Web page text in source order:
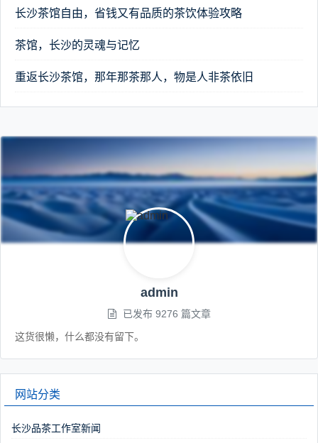
长沙茶馆自由，省钱又有品质的茶饮体验攻略
茶馆，长沙的灵魂与记忆
重返长沙茶馆，那年那茶那人，物是人非茶依旧
admin
已发布 9276 篇文章
这货很懒，什么都没有留下。
网站分类
长沙品茶工作室新闻